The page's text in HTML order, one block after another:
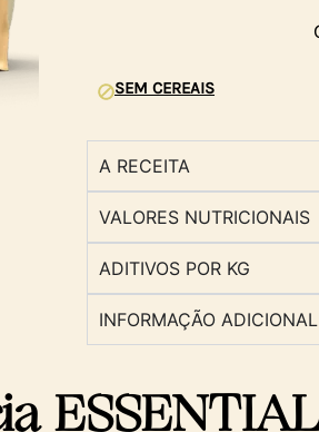
SEM CEREAIS
A RECEITA
VALORES NUTRICIONAIS
ADITIVOS POR KG
INFORMAÇÃO ADICIONAL